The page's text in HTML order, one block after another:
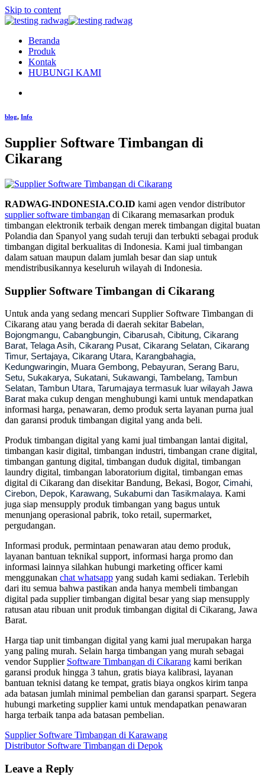
Skip to content
Beranda
Produk
Kontak
HUBUNGI KAMI
blog, Info
Supplier Software Timbangan di
Cikarang
RADWAG-INDONESIA.CO.ID kami agen vendor distributor
supplier software timbangan di Cikarang memasarkan produk
timbangan elektronik terbaik dengan merek timbangan digital buatan
Polandia dan Spanyol yang sudah teruji dan terbukti sebagai produk
timbangan digital berkualitas di Indonesia. Kami jual timbangan
dalam satuan maupun dalam jumlah besar dan siap untuk
mendistribusikannya keseluruh wilayah di Indonesia.
Supplier Software Timbangan di Cikarang
Untuk anda yang sedang mencari Supplier Software Timbangan di
Cikarang atau yang berada di daerah sekitar Babelan,
Bojongmangu, Cabangbungin, Cibarusah, Cibitung, Cikarang
Barat, Telaga Asih, Cikarang Pusat, Cikarang Selatan, Cikarang
Timur, Sertajaya, Cikarang Utara, Karangbahagia,
Kedungwaringin, Muara Gembong, Pebayuran, Serang Baru,
Setu, Sukakarya, Sukatani, Sukawangi, Tambelang, Tambun
Selatan, Tambun Utara, Tarumajaya termasuk luar wilayah Jawa
Barat maka cukup dengan menghubungi kami untuk mendapatkan
informasi harga, penawaran, demo produk serta layanan purna jual
dan garansi produk timbangan digital yang anda beli.
Produk timbangan digital yang kami jual timbangan lantai digital,
timbangan kasir digital, timbangan industri, timbangan crane digital,
timbangan gantung digital, timbangan duduk digital, timbangan
laundry digital, timbangan laboratorium digital, timbangan emas
digital di Cikarang dan disekitar Bandung, Bekasi, Bogor, Cimahi,
Cirebon, Depok, Karawang, Sukabumi dan Tasikmalaya. Kami
juga siap mensupply produk timbangan yang bagus untuk
menunjang operasional pabrik, toko retail, supermarket,
pergudangan.
Informasi produk, permintaan penawaran atau demo produk,
layanan bantuan teknikal support, informasi harga promo dan
informasi lainnya silahkan hubungi marketing officer kami
menggunakan chat whatsapp yang sudah kami sediakan. Terlebih
dari itu semua bahwa pastikan anda hanya membeli timbangan
digital pada supplier timbangan digital besar yang siap mensupply
ratusan atau ribuan unit produk timbangan digital di Cikarang, Jawa
Barat.
Harga tiap unit timbangan digital yang kami jual merupakan harga
yang paling murah. Selain harga timbangan yang murah sebagai
vendor Supplier Software Timbangan di Cikarang kami berikan
garansi produk hingga 3 tahun, gratis biaya kalibrasi, layanan
bantuan teknisi datang ke tempat, gratis biaya ongkos kirim tanpa
ada batasan jumlah minimal pembelian dan garansi sparpart. Segera
hubungi marketing supplier kami untuk mendapatkan penawaran
harga terbaik tanpa ada batasan pembelian.
Supplier Software Timbangan di Karawang
Distributor Software Timbangan di Depok
Leave a Reply